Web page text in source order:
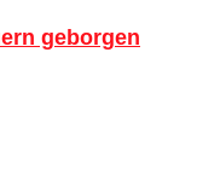
geborgen